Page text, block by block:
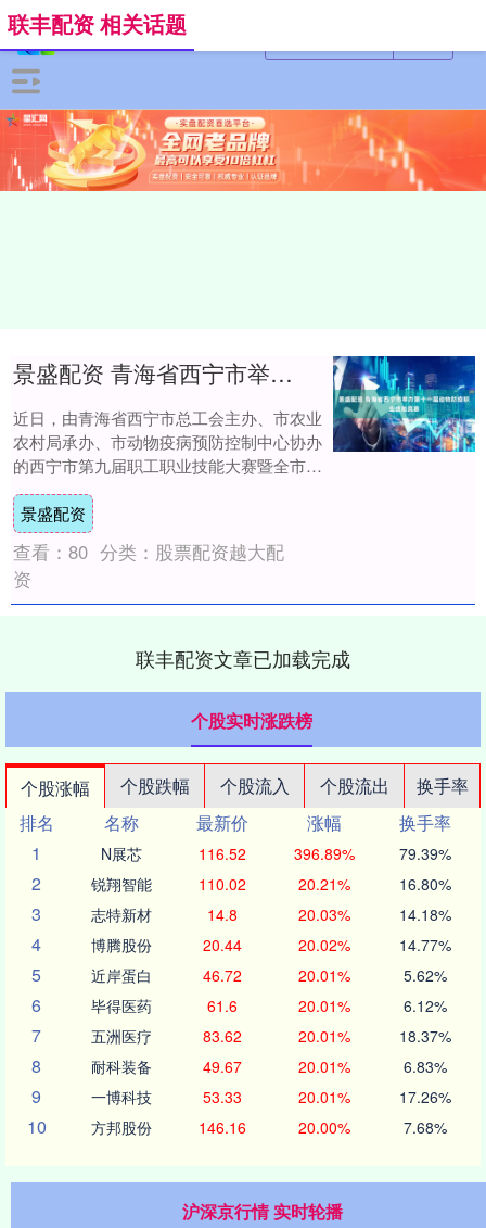
联丰配资 相关话题
景盛配资 青海省西宁市举办第十一届动物防疫职业技能竞赛
近日，由青海省西宁市总工会主办、市农业
农村局承办、市动物疫病预防控制中心协办
的西宁市第九届职工职业技能大赛暨全市第
十一届动物防疫职业技能竞赛在西宁举行，
来自全市....
景盛配资
查看： 80 分类： 股票配资越大配
资
联丰配资文章已加载完成
个股实时涨跌榜
个股涨幅 个股跌幅 个股流入 个股流出
换手率
排名
名称 最新价 涨幅
换手率
1
N展芯 116.52 396.89% 79.39%
2 锐翔智能 110.02 20.21% 16.80%
3 志特新材 14.8 20.03% 14.18%
4 博腾股份 20.44 20.02% 14.77%
5 近岸蛋白 46.72 20.01% 5.62%
6 毕得医药 61.6 20.01% 6.12%
7 五洲医疗 83.62 20.01% 18.37%
8 耐科装备 49.67 20.01% 6.83%
9 一博科技 53.33 20.01% 17.26%
10 方邦股份 146.16 20.00% 7.68%
沪深京行情 实时轮播